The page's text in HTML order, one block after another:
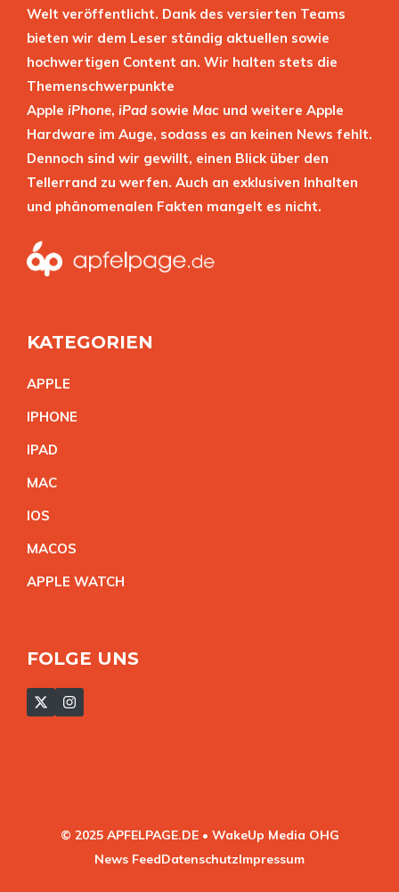
Welt veröffentlicht. Dank des versierten Teams
bieten wir dem Leser ständig aktuellen sowie
hochwertigen Content an. Wir halten stets die
Themenschwerpunkte
Apple iPhone, iPad sowie Mac und weitere Apple
Hardware im Auge, sodass es an keinen News fehlt.
Dennoch sind wir gewillt, einen Blick über den
Tellerrand zu werfen. Auch an exklusiven Inhalten
und phänomenalen Fakten mangelt es nicht.
KATEGORIEN
APPLE
IPHONE
IPAD
MAC
IOS
MACOS
APPLE WATCH
FOLGE UNS
© 2025 APFELPAGE.DE • WakeUp Media OHG
News FeedDatenschutzImpressum